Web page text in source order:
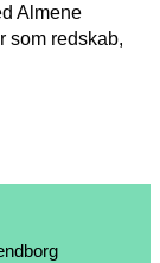
Almene
som redskab,